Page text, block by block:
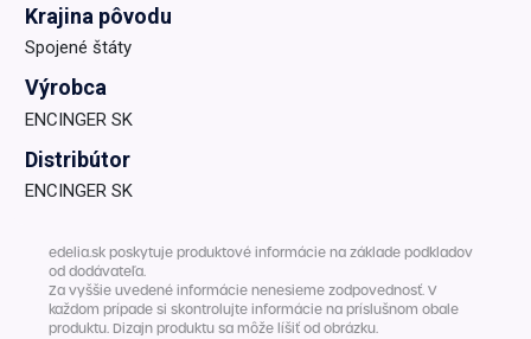
Krajina pôvodu
Spojené štáty
Výrobca
ENCINGER SK
Distribútor
ENCINGER SK
edelia.sk poskytuje produktové informácie na základe podkladov
od dodávateľa.
Za vyššie uvedené informácie nenesieme zodpovednosť. V
každom prípade si skontrolujte informácie na príslušnom obale
produktu. Dizajn produktu sa môže líšiť od obrázku.